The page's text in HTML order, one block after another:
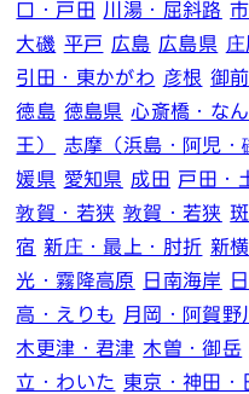
口・戸田 川湯・屈斜路
大磯 平戸 広島 広島県
引田・東かがわ 彦根 御
徳島 徳島県 心斎橋・な
王）
志摩（浜島・阿児・
媛県 愛知県 成田 戸田・
敦賀・若狭 敦賀・若狭
宿 新庄・最上・肘折 新
光・霧降高原 日南海岸
高・えりも
月岡・阿賀野
木更津・君津 木曽・御岳
立・わいた 東京・神田・